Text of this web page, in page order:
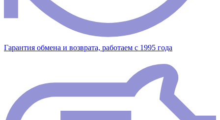
Гарантия обмена и возврата, работаем с 1995 года